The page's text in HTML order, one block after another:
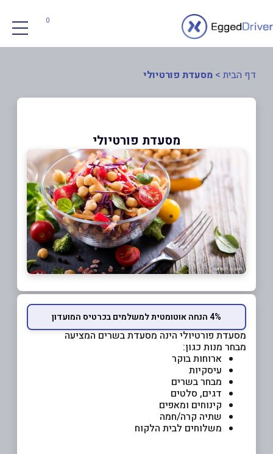
0
דף הבית > מסעדת פורטיולי
מסעדת פורטיולי
4% הנחה אוטומטית למשלמים בכרטיס המועדון
מסעדת פורטיולי הינה מסעדת בשרים המציעה
מבחר מנות כגון:
ארוחות בוקר
עיסקיות
מבחר בשרים
דגים, סלטים
קינוחים ומאפים
שתיה קרה/חמה
משלוחים לבית הלקוח